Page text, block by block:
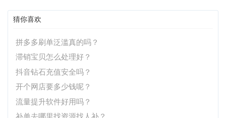
猜你喜欢
拼多多刷单泛滥真的吗？
滞销宝贝怎么处理好？
抖音钻石充值安全吗？
开个网店要多少钱呢？
流量提升软件好用吗？
补单去哪里找资源找人补？